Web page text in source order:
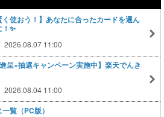
く使おう！】あなたに合ったカードを選ん
✨
2026.08.07 11:00
呈×抽選キャンペーン実施中】楽天でんき
2026.08.04 11:00
覧（PC版）